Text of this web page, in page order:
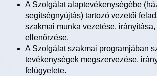
A Szolgálat alaptevékenységébe
segítségnyújtás) tartozó vezetői
szakmai munka vezetése,
ellenőrzése.
A Szolgálat szakmai programjában
tevékenységek megszervezése,
felügyelete.